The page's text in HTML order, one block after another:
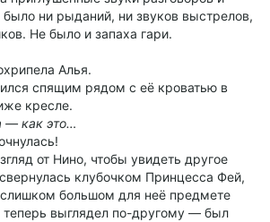
ни рыданий, ни звуков выстрелов,
Не было и запаха гари.
Алья.
спящим рядом с её кроватью в
кресле.
— как это…
от Нино, чтобы увидеть другое
клубочком Принцесса Фей,
слишком большом для неё предмете
выглядел по-другому — был